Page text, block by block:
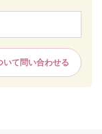
いて問い合わせる